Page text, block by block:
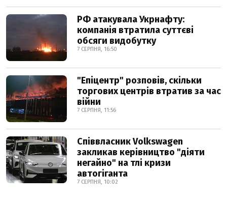
РФ атакувала Укрнафту:
компанія втратила суттєві
обсяги видобутку
7 СЕРПНЯ, 16:50
"Епіцентр" розповів, скільки
торгових центрів втратив за час
війни
7 СЕРПНЯ, 11:56
Співвласник Volkswagen
закликав керівництво "діяти
негайно" на тлі кризи
автогіганта
7 СЕРПНЯ, 10:02